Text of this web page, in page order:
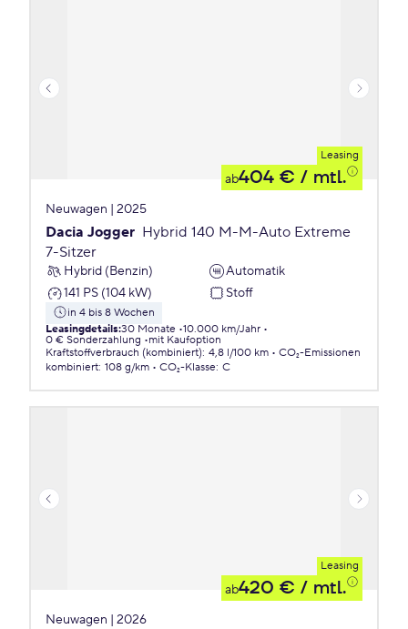
Leasing
ab404 € / mtl.
Neuwagen | 2025
Dacia Jogger Hybrid 140 M-M-Auto Extreme
7-Sitzer
Hybrid (Benzin)
Automatik
141 PS (104 kW)
Stoff
in 4 bis 8 Wochen
Leasingdetails:30 Monate 10.000 km/Jahr
0 € Sonderzahlung
mit Kaufoption
Kraftstoffverbrauch (kombiniert): 4,8 l/100 km
CO₂-Emissionen
kombiniert: 108 g/km CO₂-Klasse: C
Leasing
ab420 € / mtl.
Neuwagen | 2026